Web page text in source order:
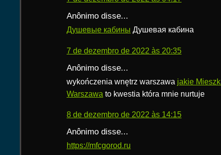
Anônimo disse...
Душевые кабины Душевая кабина
7 de dezembro de 2022 às 20:35
Anônimo disse...
wykończenia wnętrz warszawa jakie
Warszawa to kwestia która mnie nurtuje
8 de dezembro de 2022 às 14:15
Anônimo disse...
https://mfcgorod.ru